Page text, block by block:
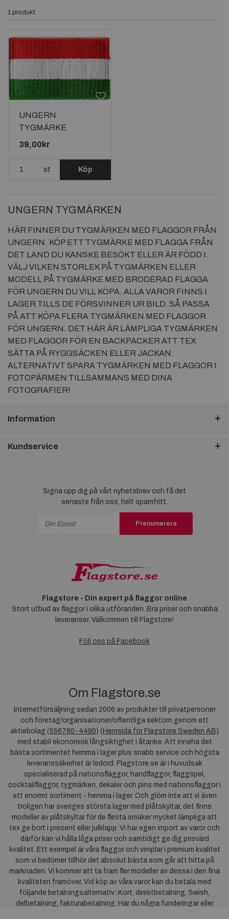
1 produkt
UNGERN
TYGMÄRKE
65x38mm
39,00kr
st Köp
UNGERN TYGMÄRKEN
HÄR FINNER DU TYGMÄRKEN MED FLAGGOR FRÅN
UNGERN. KÖP ETT TYGMÄRKE MED FLAGGA FRÅN
DET LAND DU KANSKE BESÖKT ELLER ÄR FÖDD I.
VÄLJ VILKEN STORLEK PÅ TYGMÄRKEN ELLER
MODELL PÅ TYGMÄRKE MED BRODERAD FLAGGA
FÖR UNGERN DU VILL KÖPA. ALLA VAROR FINNS I
LAGER TILLS DE FÖRSVINNER UR BILD. SÅ PASSA
PÅ ATT KÖPA FLERA TYGMÄRKEN MED FLAGGOR
FÖR UNGERN. DET HÄR ÄR LÄMPLIGA TYGMÄRKEN
MED FLAGGOR FÖR EN BACKPACKER ATT TEX
SÄTTA PÅ RYGGSÄCKEN ELLER JACKAN.
ALTERNATIVT SPARA TYGMÄRKEN MED FLAGGOR I
FOTOPÄRMEN TILLSAMMANS MED DINA
FOTOGRAFIER!
Information
Kundservice
Signa upp dig på vårt nyhetsbrev och få det
senaste från oss, helt spamfritt.
Prenumerera
Flagstore - Din expert på flaggor online
Stort utbud av flaggor i olika utföranden. Bra priser och snabba
leveranser. Välkommen till Flagstore!
Följ oss på Facebook
Om Flagstore.se
Internetförsäljning sedan 2006 av produkter till privatpersoner
och företag/organisationer/offentliga sektorn genom ett
aktiebolag (556760-4490) ( Hemsida för Flagstore Sweden AB)
med stabil ekonomisk långsiktighet i åtanke. Att inneha det
bästa sortimentet hemma i lager plus snabb service och högsta
leveranssäkerhet är ledord. Flagstore.se är i huvudsak
specialiserad på nationsflaggor, handflaggor, flaggspel,
cocktailflaggor, tygmärken, dekaler och pins med nationsflaggor i
ett enormt sortiment - hemma i lager. Och glöm inte att vi även
troligen har sveriges största lager med plåtskyltar, det finns
modeller av plåtskyltar för de flesta smaker mycket lämpliga att
tex ge bort i present eller julklapp. Vi har egen import av varor och
därför kan vi hålla låga priser och samtidigt ge dig prisvärd
kvalitet. Ett exempel är våra flaggor och vimplar i premium kvalitet
som vi bedömer tillhör det absolut bästa som går att hitta på
marknaden. Vi kommer att ta fram fler modeller av dessa i den fina
kvaliteten framöver. Vid köp av våra varor kan du betala med
följande betalningsalternativ: Kort, direktbetalning, Swish,
delbetalning, fakturabetalning. Har du några funderingar eller